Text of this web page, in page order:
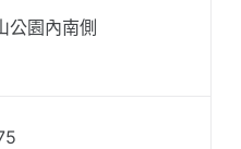
公園內南側